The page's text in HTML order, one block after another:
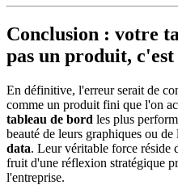
Conclusion : votre
pas un produit, c'est
En définitive, l'erreur serait de
comme un produit fini que l'on
tableau de bord les plus
beauté de leurs graphiques ou
data. Leur véritable force réside
fruit d'une réflexion stratégique
l'entreprise.